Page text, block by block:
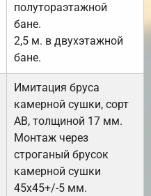
полутораэтажной
бане.
2,5 м. в двухэтажной
бане.
Имитация бруса
камерной сушки, сорт
АВ, толщиной 17 мм.
Монтаж через
строганый брусок
камерной сушки
45х45+/-5 мм.